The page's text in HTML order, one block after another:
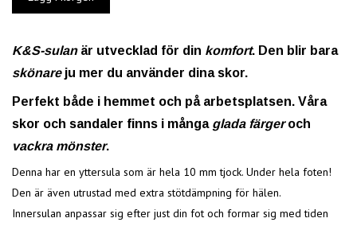
K&S-sulanär utvecklad för din komfort. Den blir bara
skönareju mer du använder dina skor.
Perfekt både i hemmet och på arbetsplatsen. Våra
skor och sandaler finns i mångaglada färgeroch
vackra mönster.
Denna har en yttersula som är hela 10 mm tjock. Under hela foten!
Den är även utrustad med extra stötdämpning för hälen.
Innersulan anpassar sig efter just din fot och formar sig med tiden